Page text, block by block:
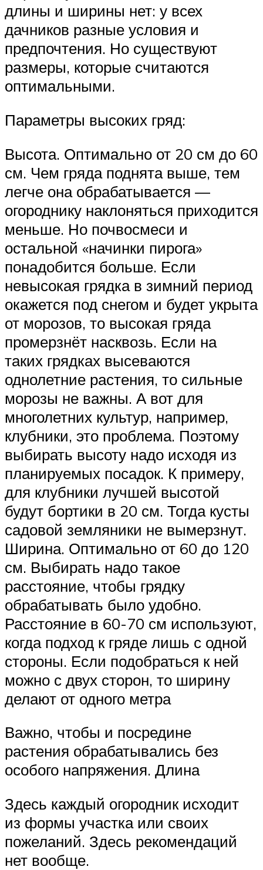
длины и ширины нет: у всех
дачников разные условия и
предпочтения. Но существуют
размеры, которые считаются
оптимальными.
Параметры высоких гряд:
Высота. Оптимально от 20 см до 60
см. Чем гряда поднята выше, тем
легче она обрабатывается —
огороднику наклоняться приходится
меньше. Но почвосмеси и
остальной «начинки пирога»
понадобится больше. Если
невысокая грядка в зимний период
окажется под снегом и будет укрыта
от морозов, то высокая гряда
промерзнёт насквозь. Если на
таких грядках высеваются
однолетние растения, то сильные
морозы не важны. А вот для
многолетних культур, например,
клубники, это проблема. Поэтому
выбирать высоту надо исходя из
планируемых посадок. К примеру,
для клубники лучшей высотой
будут бортики в 20 см. Тогда кусты
садовой земляники не вымерзнут.
Ширина. Оптимально от 60 до 120
см. Выбирать надо такое
расстояние, чтобы грядку
обрабатывать было удобно.
Расстояние в 60-70 см используют,
когда подход к гряде лишь с одной
стороны. Если подобраться к ней
можно с двух сторон, то ширину
делают от одного метра
Важно, чтобы и посредине
растения обрабатывались без
особого напряжения. Длина
Здесь каждый огородник исходит
из формы участка или своих
пожеланий. Здесь рекомендаций
нет вообще.